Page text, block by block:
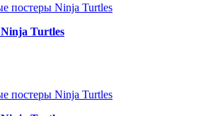
Ninja Turtles